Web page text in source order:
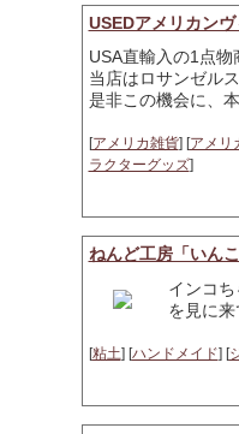
USEDアメリカン
USA直輸入の1点物
当店はロサンゼル
是非この機会に、
[アメリカ雑貨] [アメリ
ラクターグッズ]
ねんど工房「いん
インコ
を見に
[粘土] [ハンドメイド] [